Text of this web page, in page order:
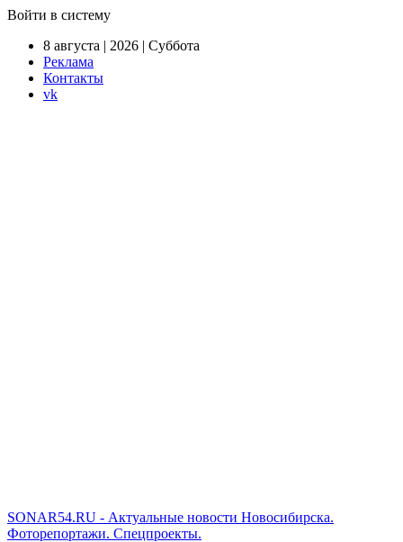
Войти в систему
8 августа | 2026 | Суббота
Реклама
Контакты
vk
SONAR54.RU - Актуальные новости Новосибирска.
Фоторепортажи. Спецпроекты.